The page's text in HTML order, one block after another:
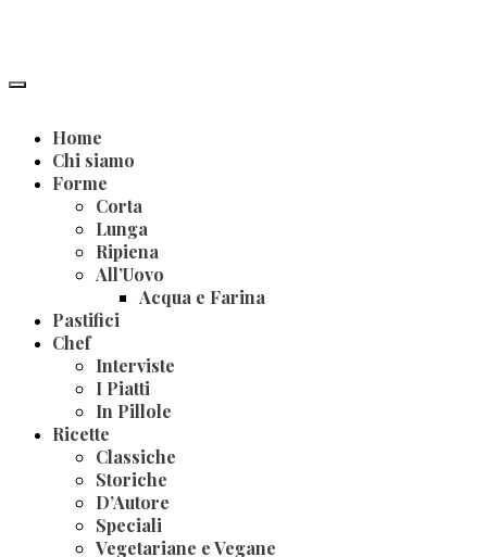
Home
Chi siamo
Forme
Corta
Lunga
Ripiena
All’Uovo
Acqua e Farina
Pastifici
Chef
Interviste
I Piatti
In Pillole
Ricette
Classiche
Storiche
D’Autore
Speciali
Vegetariane e Vegane